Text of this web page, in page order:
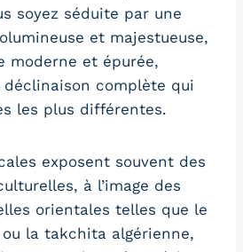
soyez séduite par une
et majestueuse,
moderne et épurée,
déclinaison complète qui
les plus différentes.
exposent souvent des
à l’image des
orientales telles que le
la takchita algérienne,